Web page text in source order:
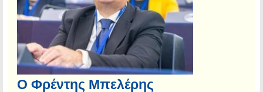
Ο Φρέντης Μπελέρης